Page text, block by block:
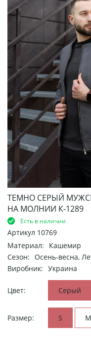
ТЕМНО СЕРЫЙ
НА МОЛНИИ К-1289
Есть в наличии
Артикул 10769
Материал:
Кашемир
Сезон: Осень-весна,
Виробник: Украина
Цвет: Серый
Размер: S M